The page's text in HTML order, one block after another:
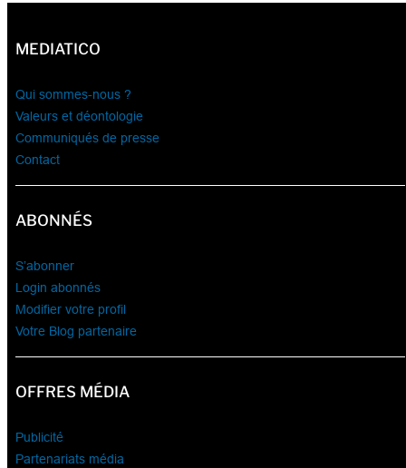
MEDIATICO
Qui sommes-nous ?
Valeurs et déontologie
Communiqués de presse
Contact
ABONNÉS
S’abonner
Login abonnés
Modifier votre profil
Votre Blog partenaire
OFFRES MÉDIA
Publicité
Partenariats média